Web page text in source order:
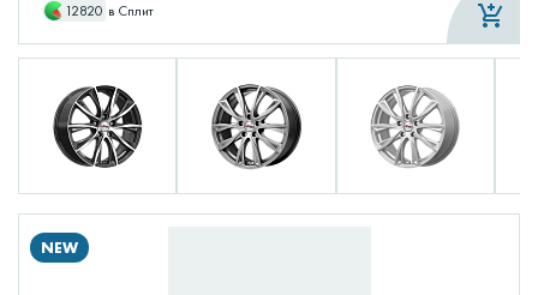
12820 в Сплит
NEW